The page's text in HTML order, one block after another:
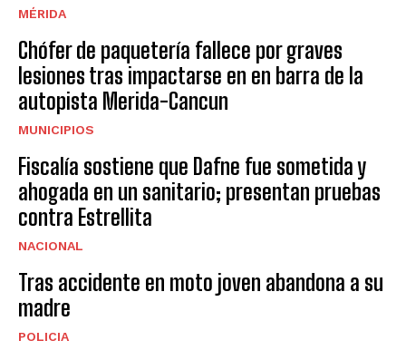
MÉRIDA
Chófer de paquetería fallece por graves
lesiones tras impactarse en en barra de la
autopista Merida-Cancun
MUNICIPIOS
Fiscalía sostiene que Dafne fue sometida y
ahogada en un sanitario; presentan pruebas
contra Estrellita
NACIONAL
Tras accidente en moto joven abandona a su
madre
POLICIA